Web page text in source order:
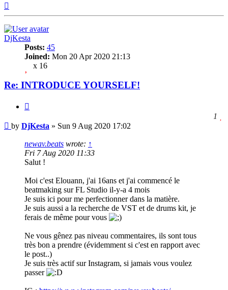
DjKesta
Posts: 45
Joined: Mon 20 Apr 2020 21:13
x 16
Re: INTRODUCE YOURSELF!
1
Post
by DjKesta » Sun 9 Aug 2020 17:02
newav.beats wrote: ↑
Fri 7 Aug 2020 11:33
Salut !
Moi c'est Elouann, j'ai 16ans et j'ai commencé le
beatmaking sur FL Studio il-y-a 4 mois
Je suis ici pour me perfectionner dans la matière.
Je suis aussi a la recherche de VST et de drums kit, je
ferais de même pour vous
Ne vous gênez pas niveau commentaires, ils sont tous
très bon a prendre (évidemment si c'est en rapport avec
le post..)
Je suis très actif sur Instagram, si jamais vous voulez
passer